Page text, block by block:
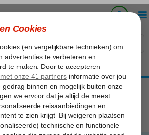
Voelt als thuiskomen...
Oludeniz Turquoise Hotel
- Hotel